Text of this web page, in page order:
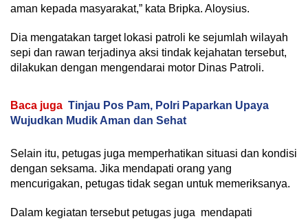
aman kepada masyarakat,” kata Bripka. Aloysius.
Dia mengatakan target lokasi patroli ke sejumlah wilayah
sepi dan rawan terjadinya aksi tindak kejahatan tersebut,
dilakukan dengan mengendarai motor Dinas Patroli.
Baca juga Tinjau Pos Pam, Polri Paparkan Upaya
Wujudkan Mudik Aman dan Sehat
Selain itu, petugas juga memperhatikan situasi dan kondisi
dengan seksama. Jika mendapati orang yang
mencurigakan, petugas tidak segan untuk memeriksanya.
Dalam kegiatan tersebut petugas juga mendapati